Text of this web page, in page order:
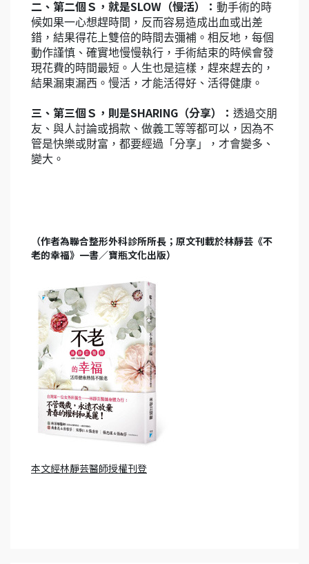
二、第二個Ｓ，就是SLOW（慢活）： 動手術的時
候如果一心想趕時間，反而容易造成出血或出差
錯，結果得花上雙倍的時間去彌補。相反地，每個
動作謹慎、確實地慢慢執行，手術結束的時候會發
現花費的時間最短。人生也是這樣，趕來趕去的，
結果漏東漏西。慢活，才能活得好、活得健康。
三、第三個Ｓ，則是SHARING（分享）： 透過交朋
友、與人討論或捐款、做義工等等都可以，因為不
管是快樂或財富，都要經過「分享」，才會變多、
變大。
（作者為聯合整形外科診所所長；原文刊載於林靜芸《不
老的幸福》一書／寶瓶文化出版）
本文經林靜芸醫師授權刊登